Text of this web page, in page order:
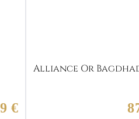
€
Alliance Or